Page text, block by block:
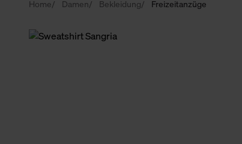
Home Damen Bekleidung Freizeitanzüge